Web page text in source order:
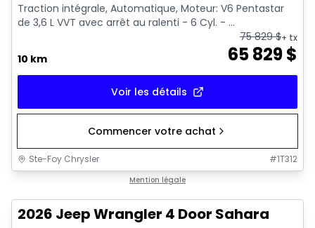
Traction intégrale, Automatique, Moteur: V6 Pentastar
de 3,6 L VVT avec arrêt au ralenti - 6 Cyl. - ...
10 km 65 829$
75 829$+ tx
Voir les détails
Commencer votre achat
Ste-Foy Chrysler #1T312
Mention légale
2026 Jeep Wrangler 4 Door Sahara